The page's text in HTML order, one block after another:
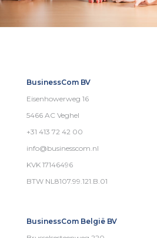
BusinessCom BV
Eisenhowerweg 16
5466 AC Veghel
+31 413 72 42 00
info@businesscom.nl
KVK 17146496
BTW NL8107.99.121.B.01
BusinessCom België BV